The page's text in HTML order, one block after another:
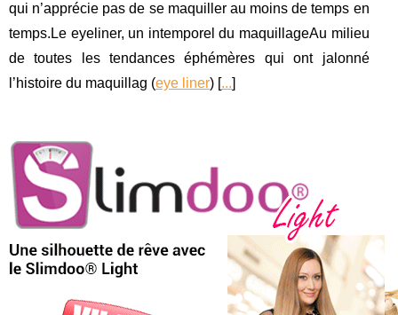
qui n’apprécie pas de se maquiller au moins de temps en
temps.Le eyeliner, un intemporel du maquillageAu milieu
de toutes les tendances éphémères qui ont jalonné
l’histoire du maquillag (eye liner) [...]